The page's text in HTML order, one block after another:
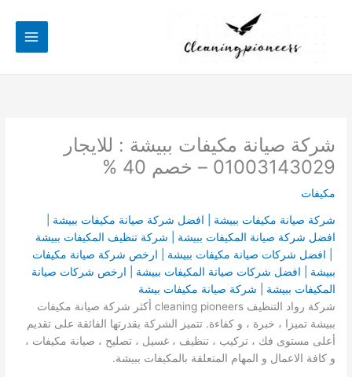
شركة صيانة مكيفات ببيشة : للايجار
01003143029 – خصم 40 %
مكيفات
شركة صيانة مكيفات ببيشة | افضل شركة صيانة مكيفات ببيشة |
افضل شركة صيانة المكيفات ببيشة | شركة تنظيف المكيفات ببيشة
| افضل شركات صيانة مكيفات ببيشة | ارخص شركة صيانة مكيفات
ببيشة | افضل شركات صيانة المكيفات ببيشة | ارخص شركات صيانة
المكيفات ببيشة | شركة صيانة مكيفات بيشة
شركة رواد التنظيف cleaning pioneers أكثر شركة صيانة مكيفات
ببيشة تميزا ، خبرة ، و كفاءة. تتميز الشركة بقدرتها الفائقة على تقديم
أعلى مستوى فك ، تركيب ، تنظيف ، غسيل ، تصليح ، صيانة مكيفات ،
و كافة الاعمال و المهام المتعلقة بالمكيفات ببيشة.